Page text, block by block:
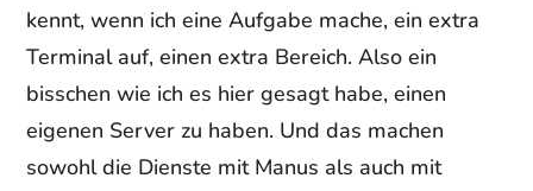
kennt, wenn ich eine Aufgabe mache, ein extra
Terminal auf, einen extra Bereich. Also ein
bisschen wie ich es hier gesagt habe, einen
eigenen Server zu haben. Und das machen
sowohl die Dienste mit Manus als auch mit